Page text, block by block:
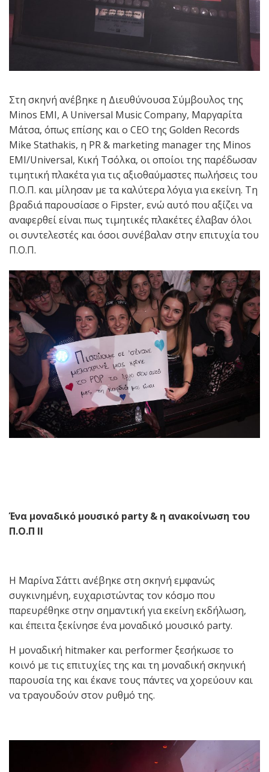
Στη σκηνή ανέβηκε η Διευθύνουσα Σύμβουλος της
Minos EMI, A Universal Music Company, Μαργαρίτα
Μάτσα, όπως επίσης και ο CEO της Golden Records
Mike Stathakis, η PR & marketing manager της Minos
EMI/Universal, Κική Τσόλκα, οι οποίοι της παρέδωσαν
τιμητική πλακέτα για τις αξιοθαύμαστες πωλήσεις του
Π.Ο.Π. και μίλησαν με τα καλύτερα λόγια για εκείνη. Τη
βραδιά παρουσίασε ο Fipster, ενώ αυτό που αξίζει να
αναφερθεί είναι πως τιμητικές πλακέτες έλαβαν όλοι
οι συντελεστές και όσοι συνέβαλαν στην επιτυχία του
Π.Ο.Π.
Ένα μοναδικό μουσικό party & η ανακοίνωση του
Π.Ο.Π II
Η Μαρίνα Σάττι ανέβηκε στη σκηνή εμφανώς
συγκινημένη, ευχαριστώντας τον κόσμο που
παρευρέθηκε στην σημαντική για εκείνη εκδήλωση,
και έπειτα ξεκίνησε ένα μοναδικό μουσικό party.
H μοναδική hitmaker και performer ξεσήκωσε το
κοινό με τις επιτυχίες της και τη μοναδική σκηνική
παρουσία της και έκανε τους πάντες να χορεύουν και
να τραγουδούν στον ρυθμό της.